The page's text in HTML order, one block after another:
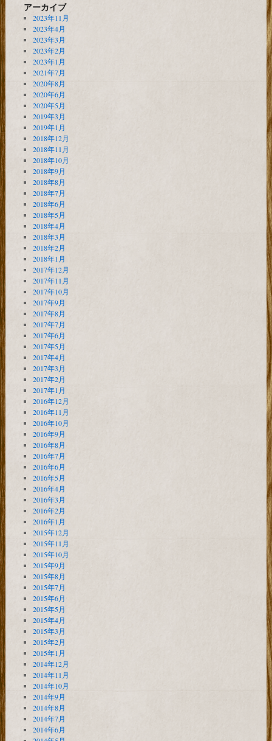
アーカイブ
2023年11月
2023年4月
2023年3月
2023年2月
2023年1月
2021年7月
2020年8月
2020年6月
2020年5月
2019年3月
2019年1月
2018年12月
2018年11月
2018年10月
2018年9月
2018年8月
2018年7月
2018年6月
2018年5月
2018年4月
2018年3月
2018年2月
2018年1月
2017年12月
2017年11月
2017年10月
2017年9月
2017年8月
2017年7月
2017年6月
2017年5月
2017年4月
2017年3月
2017年2月
2017年1月
2016年12月
2016年11月
2016年10月
2016年9月
2016年8月
2016年7月
2016年6月
2016年5月
2016年4月
2016年3月
2016年2月
2016年1月
2015年12月
2015年11月
2015年10月
2015年9月
2015年8月
2015年7月
2015年6月
2015年5月
2015年4月
2015年3月
2015年2月
2015年1月
2014年12月
2014年11月
2014年10月
2014年9月
2014年8月
2014年7月
2014年6月